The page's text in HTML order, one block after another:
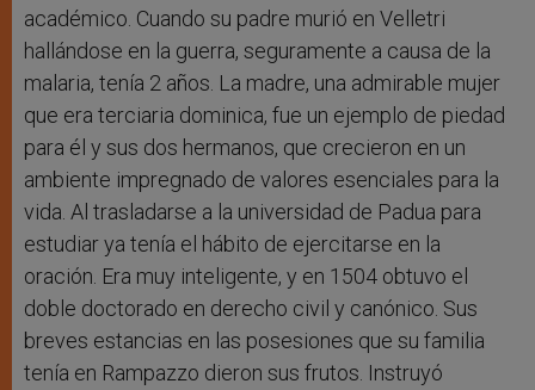
académico. Cuando su padre murió en Velletri
hallándose en la guerra, seguramente a causa de la
malaria, tenía 2 años. La madre, una admirable mujer
que era terciaria dominica, fue un ejemplo de piedad
para él y sus dos hermanos, que crecieron en un
ambiente impregnado de valores esenciales para la
vida. Al trasladarse a la universidad de Padua para
estudiar ya tenía el hábito de ejercitarse en la
oración. Era muy inteligente, y en 1504 obtuvo el
doble doctorado en derecho civil y canónico. Sus
breves estancias en las posesiones que su familia
tenía en Rampazzo dieron sus frutos. Instruyó